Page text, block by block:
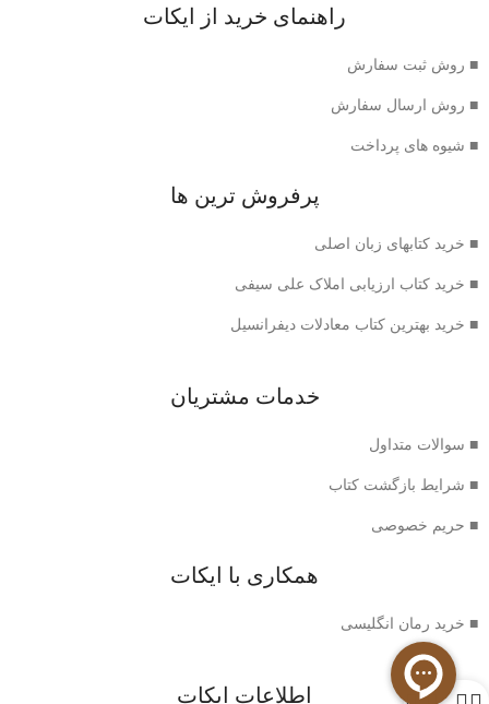
راهنمای خرید از ایکات
■ روش ثبت سفارش
■ روش ارسال سفارش
■ شیوه های پرداخت
پرفروش ترین ها
■ خرید کتابهای زبان اصلی
■ خرید کتاب ارزیابی املاک علی سیفی
■ خرید بهترین کتاب معادلات دیفرانسیل
خدمات مشتریان
■ سوالات متداول
■ شرایط بازگشت کتاب
■ حریم خصوصی
همکاری با ایکات
■ خرید رمان انگلیسی
اطلاعات ایکات 0